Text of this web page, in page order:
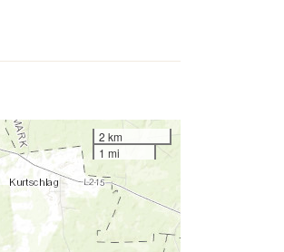
2 km
1 mi